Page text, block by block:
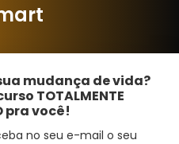
mudança de vida?
TOTALMENTE
pra você!
no seu e-mail o seu